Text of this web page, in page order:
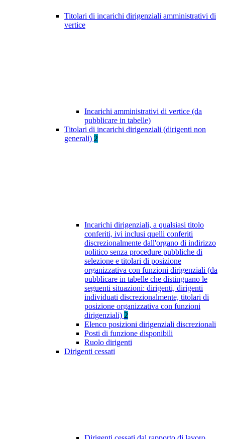
Titolari di incarichi dirigenziali amministrativi di
vertice
Incarichi amministrativi di vertice (da
pubblicare in tabelle)
Titolari di incarichi dirigenziali (dirigenti non
generali) 2
Incarichi dirigenziali, a qualsiasi titolo
conferiti, ivi inclusi quelli conferiti
discrezionalmente dall'organo di indirizzo
politico senza procedure pubbliche di
selezione e titolari di posizione
organizzativa con funzioni dirigenziali (da
pubblicare in tabelle che distinguano le
seguenti situazioni: dirigenti, dirigenti
individuati discrezionalmente, titolari di
posizione organizzativa con funzioni
dirigenziali) 2
Elenco posizioni dirigenziali discrezionali
Posti di funzione disponibili
Ruolo dirigenti
Dirigenti cessati